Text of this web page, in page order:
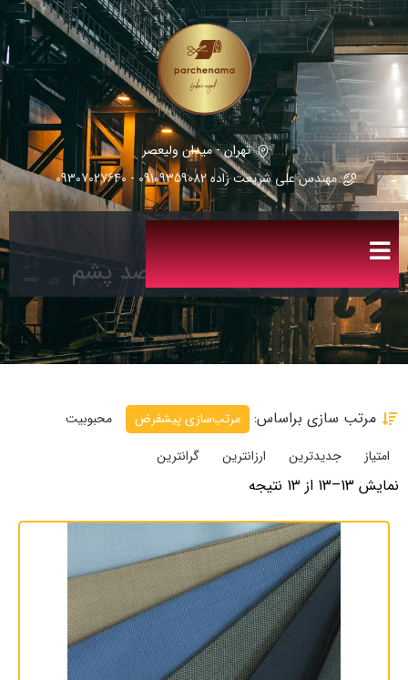
تهران - میدان ولیعصر
مهندس علی شریعت زاده 09109359082 - 09307027640
پارچه مطهری 45 درصد پشم
نمایش 13–13 از 13 نتیجه
مرتب سازی براساس: مرتب‌سازی پیشفرض
محبوبیت
امتیاز
جدیدترین ارزانترین گرانترین